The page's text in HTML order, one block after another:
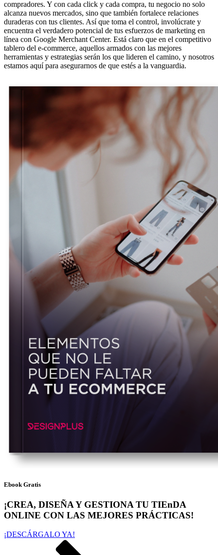
compradores. Y con cada click y cada compra, tu negocio no solo
alcanza nuevos mercados, sino que también fortalece relaciones
duraderas con tus clientes. Así que toma el control, involúcrate y
encuentra el verdadero potencial de tus esfuerzos de marketing en
línea con Google Merchant Center. Está claro que en el competitivo
tablero del e-commerce, aquellos armados con las mejores
herramientas y estrategias serán los que lideren el camino, y nosotros
estamos aquí para asegurarnos de que estés a la vanguardia.
Ebook Gratis
¡CREA, DISEÑA Y GESTIONA TU TIEnDA
ONLINE CON LAS MEJORES PRÁCTICAS!
¡DESCÁRGALO YA!